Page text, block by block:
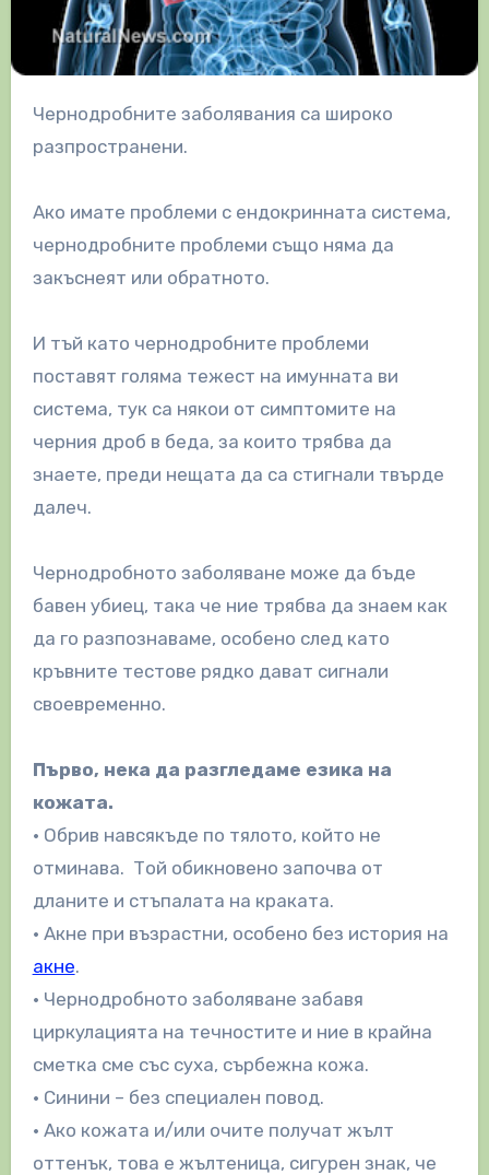
Чернодробните заболявания са широко
разпространени.
Ако имате проблеми с ендокринната система,
чернодробните проблеми също няма да
закъснеят или обратното.
И тъй като чернодробните проблеми
поставят голяма тежест на имунната ви
система, тук са някои от симптомите на
черния дроб в беда, за които трябва да
знаете, преди нещата да са стигнали твърде
далеч.
Чернодробното заболяване може да бъде
бавен убиец, така че ние трябва да знаем как
да го разпознаваме, особено след като
кръвните тестове рядко дават сигнали
своевременно.
Първо, нека да разгледаме езика на
кожата.
• Обрив навсякъде по тялото, който не
отминава. Той обикновено започва от
дланите и стъпалата на краката.
• Акне при възрастни, особено без история на
акне.
• Чернодробното заболяване забавя
циркулацията на течностите и ние в крайна
сметка сме със суха, сърбежна кожа.
• Синини – без специален повод.
• Ако кожата и/или очите получат жълт
оттенък, това е жълтеница, сигурен знак, че